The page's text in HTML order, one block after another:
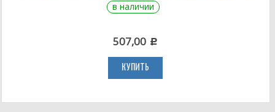
в наличии
507,00 c
КУПИТЬ